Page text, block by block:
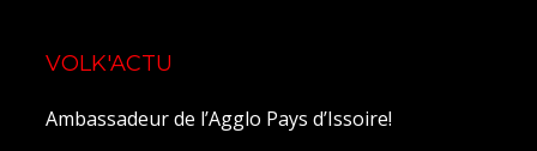
VOLK'ACTU
Ambassadeur de l’Agglo Pays d’Issoire!